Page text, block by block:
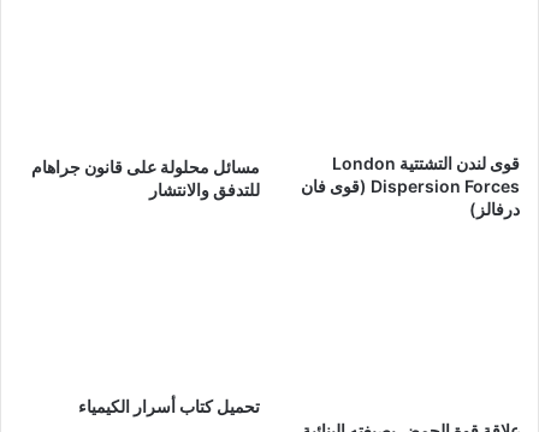
قوى لندن التشتتية London
Dispersion Forces (قوى فان
درفالز)
مسائل محلولة على قانون جراهام
للتدفق والانتشار
تحميل كتاب أسرار الكيمياء